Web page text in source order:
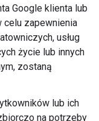
Google klienta lub
celu zapewnienia
usług
życie lub innych
zostaną
lub ich
na potrzeby